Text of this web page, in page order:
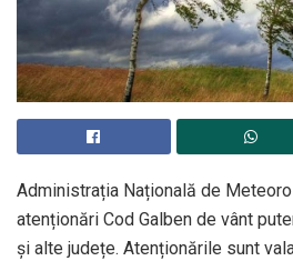
Administrația Națională de
atenționări Cod Galben de vânt
și alte județe. Atenționările sunt